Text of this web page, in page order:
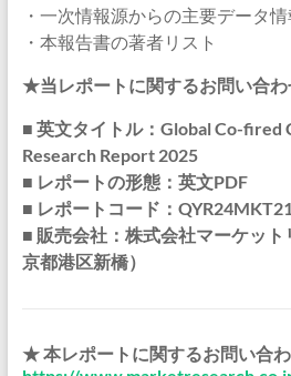
・一次情報源からの主要データ情
・本報告書の著者リスト
★当レポートに関するお問い合
■ 英文タイトル：Global Co-fired
Research Report 2025
■ レポートの形態：英文PDF
■ レポートコード：
■ 販売会社：株式会社マーケッ
京都港区新橋）
★ 本レポートに関するお問い合